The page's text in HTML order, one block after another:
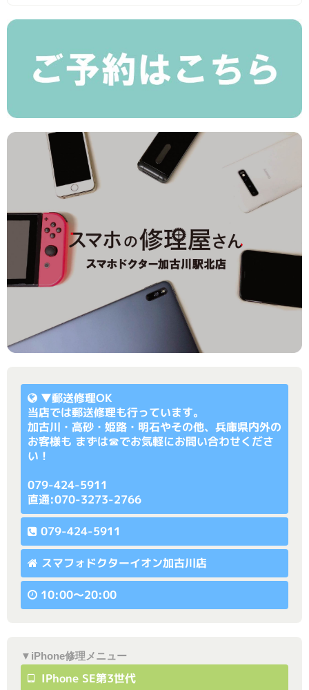
▼郵送修理OK
当店では郵送修理も行っています。
加古川・高砂・姫路・明石やその他、兵庫県内外の
お客様も まずは☎でお気軽にお問い合わせくださ
い！
079-424-5911
直通:070-3273-2766
079-424-5911
スマフォドクターイオン加古川店
10:00〜20:00
▼iPhone修理メニュー
IPhone SE第3世代